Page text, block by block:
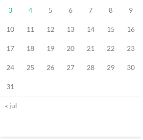
3 4 5 6 7 8 9
10 11 12 13 14 15 16
17 18 19 20 21 22 23
24 25 26 27 28 29 30
31
« jul